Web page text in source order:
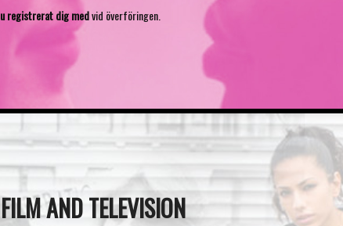
registrerat digmedvid överföringen.
AND TELEVISION